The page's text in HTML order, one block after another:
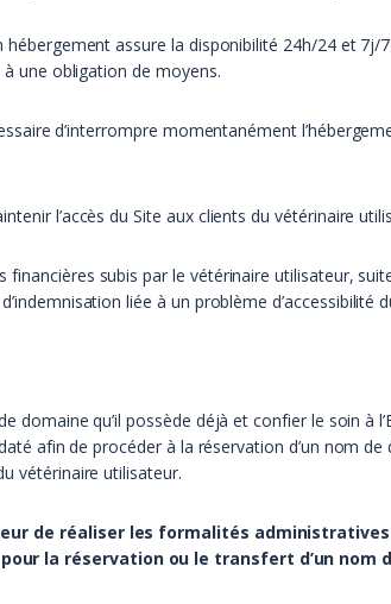
assure la disponibilité 24h/24 et 7j/
une obligation de moyens.
d’interrompre momentanément
l’accès du Site aux clients du vétérinaire
subis par le vétérinaire utilisateur,
liée à un problème d’accessibilité
qu’il possède déjà et confier le soin à
afin de procéder à la réservation d’un nom
vétérinaire utilisateur.
de réaliser les formalités
la réservation ou le transfert d’un nom